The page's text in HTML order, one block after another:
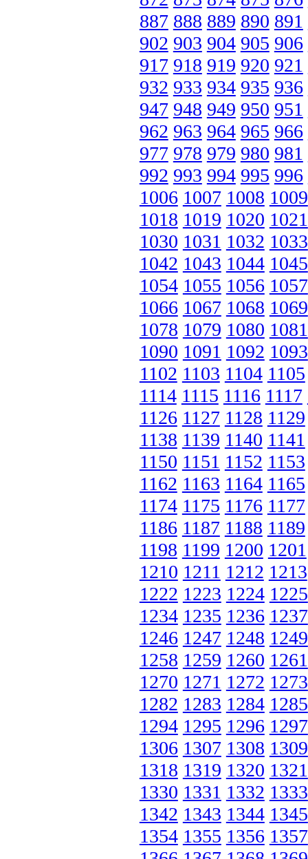
887 888 889 890 891
902 903 904 905 906
917 918 919 920 921
932 933 934 935 936
947 948 949 950 951
962 963 964 965 966
977 978 979 980 981
992 993 994 995 996
1006 1007 1008 1009
1018 1019 1020 1021
1030 1031 1032 1033
1042 1043 1044 1045
1054 1055 1056 1057
1066 1067 1068 1069
1078 1079 1080 1081
1090 1091 1092 1093
1102 1103 1104 1105
1114 1115 1116 1117
1126 1127 1128 1129
1138 1139 1140 1141
1150 1151 1152 1153
1162 1163 1164 1165
1174 1175 1176 1177
1186 1187 1188 1189
1198 1199 1200 1201
1210 1211 1212 1213
1222 1223 1224 1225
1234 1235 1236 1237
1246 1247 1248 1249
1258 1259 1260 1261
1270 1271 1272 1273
1282 1283 1284 1285
1294 1295 1296 1297
1306 1307 1308 1309
1318 1319 1320 1321
1330 1331 1332 1333
1342 1343 1344 1345
1354 1355 1356 1357